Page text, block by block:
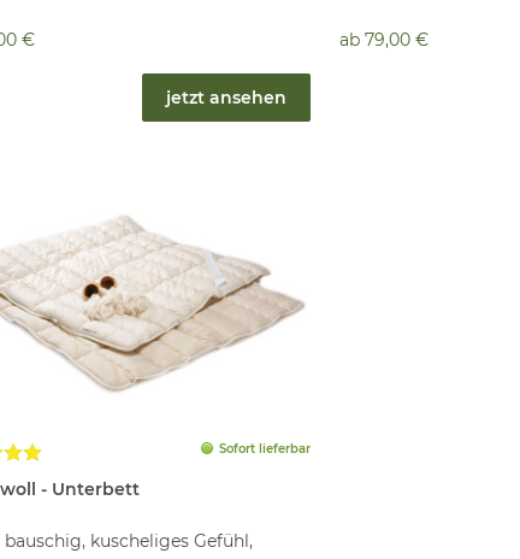
€
jetzt ansehen
ab 79,00 €
Sofort lieferbar
- Unterbett
kuscheliges Gefühl,